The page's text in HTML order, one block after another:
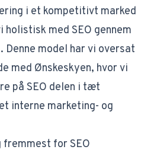
i et kompetitivt marked
holistisk med SEO gennem
Denne model har vi oversat
med Ønskeskyen, hvor vi
på SEO delen i tæt
interne marketing- og
for SEO